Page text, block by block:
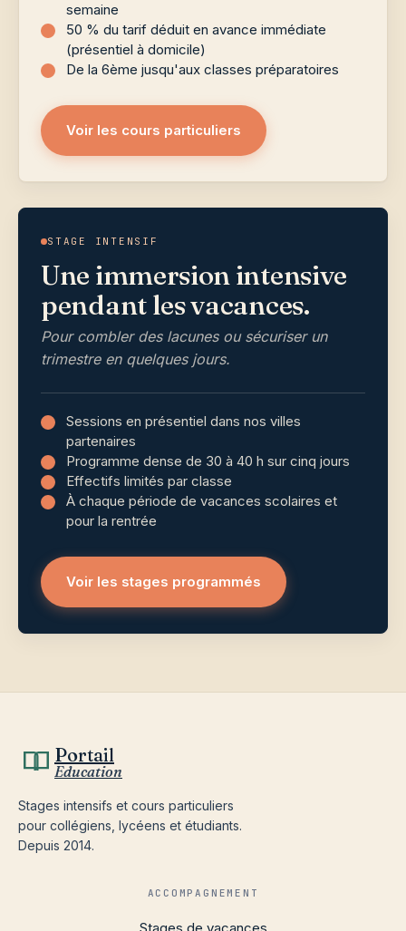
semaine
50 % du tarif déduit en avance immédiate
(présentiel à domicile)
De la 6ème jusqu'aux classes préparatoires
Voir les cours particuliers
STAGE INTENSIF
Une immersion intensive
pendant les vacances.
Pour combler des lacunes ou sécuriser un
trimestre en quelques jours.
Sessions en présentiel dans nos villes
partenaires
Programme dense de 30 à 40 h sur cinq jours
Effectifs limités par classe
À chaque période de vacances scolaires et
pour la rentrée
Voir les stages programmés
Portail
Education
Stages intensifs et cours particuliers
pour collégiens, lycéens et étudiants.
Depuis 2014.
ACCOMPAGNEMENT